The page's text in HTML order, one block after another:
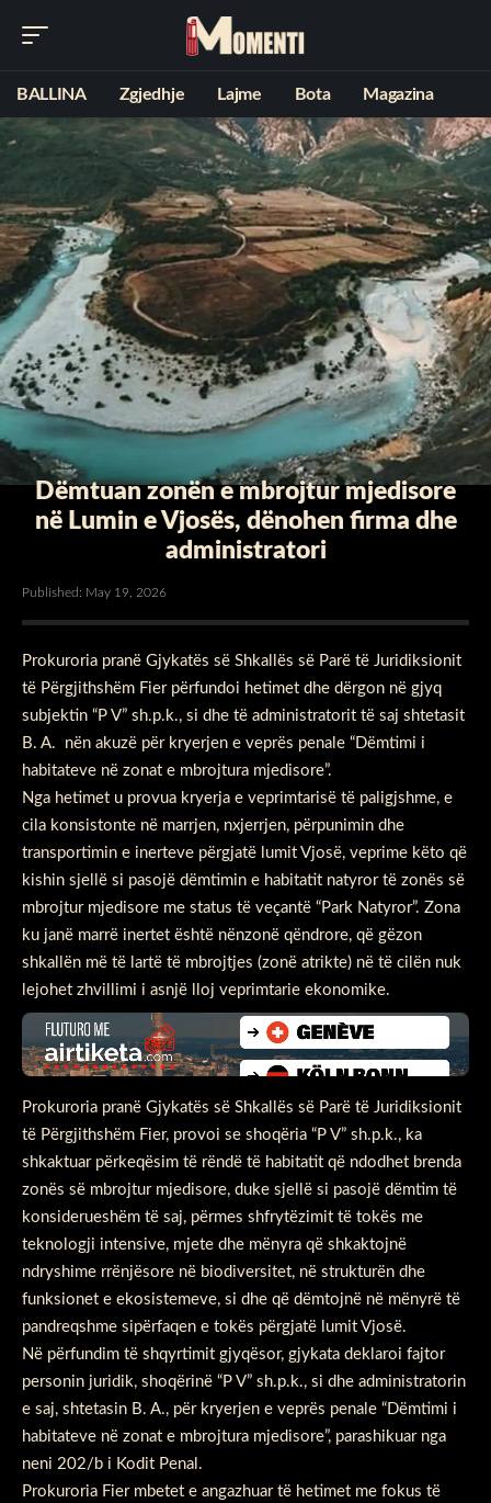
BALLINA Zgjedhje Lajme Bota Magazina
Dëmtuan zonën e mbrojtur mjedisore
në Lumin e Vjosës, dënohen firma dhe
administratori
Published: May 19, 2026
Prokuroria pranë Gjykatës së Shkallës së Parë të Juridiksionit
të Përgjithshëm Fier përfundoi hetimet dhe dërgon në gjyq
subjektin “P V” sh.p.k., si dhe të administratorit të saj shtetasit
B. A. nën akuzë për kryerjen e veprës penale “Dëmtimi i
habitateve në zonat e mbrojtura mjedisore”.
Nga hetimet u provua kryerja e veprimtarisë të paligjshme, e
cila konsistonte në marrjen, nxjerrjen, përpunimin dhe
transportimin e inerteve përgjatë lumit Vjosë, veprime këto që
kishin sjellë si pasojë dëmtimin e habitatit natyror të zonës së
mbrojtur mjedisore me status të veçantë “Park Natyror”. Zona
ku janë marrë inertet është nënzonë qëndrore, që gëzon
shkallën më të lartë të mbrojtjes (zonë atrikte) në të cilën nuk
lejohet zhvillimi i asnjë lloj veprimtarie ekonomike.
Prokuroria pranë Gjykatës së Shkallës së Parë të Juridiksionit
të Përgjithshëm Fier, provoi se shoqëria “P V” sh.p.k., ka
shkaktuar përkeqësim të rëndë të habitatit që ndodhet brenda
zonës së mbrojtur mjedisore, duke sjellë si pasojë dëmtim të
konsiderueshëm të saj, përmes shfrytëzimit të tokës me
teknologji intensive, mjete dhe mënyra që shkaktojnë
ndryshime rrënjësore në biodiversitet, në strukturën dhe
funksionet e ekosistemeve, si dhe që dëmtojnë në mënyrë të
pandreqshme sipërfaqen e tokës përgjatë lumit Vjosë.
Në përfundim të shqyrtimit gjyqësor, gjykata deklaroi fajtor
personin juridik, shoqërinë “P V” sh.p.k., si dhe administratorin
e saj, shtetasin B. A., për kryerjen e veprës penale “Dëmtimi i
habitateve në zonat e mbrojtura mjedisore”, parashikuar nga
neni 202/b i Kodit Penal.
Prokuroria Fier mbetet e angazhuar të hetimet me fokus të